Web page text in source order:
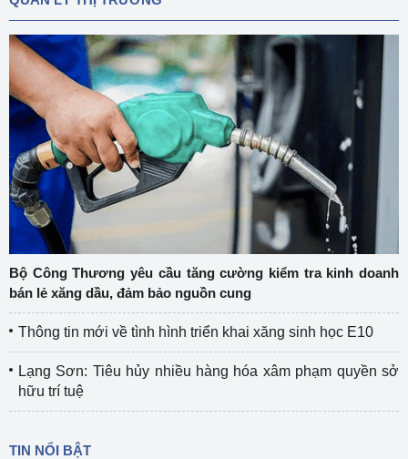
Bộ Công Thương yêu cầu tăng cường kiểm tra kinh doanh
bán lẻ xăng dầu, đảm bảo nguồn cung
Thông tin mới về tình hình triển khai xăng sinh học E10
Lạng Sơn: Tiêu hủy nhiều hàng hóa xâm phạm quyền sở
hữu trí tuệ
TIN NỔI BẬT